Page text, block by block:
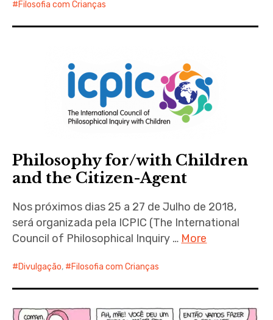
Filosofia com Crianças
Philosophy for/with Children
and the Citizen-Agent
Nos próximos dias 25 a 27 de Julho de 2018,
será organizada pela ICPIC (The International
Council of Philosophical Inquiry … More
Divulgação, Filosofia com Crianças